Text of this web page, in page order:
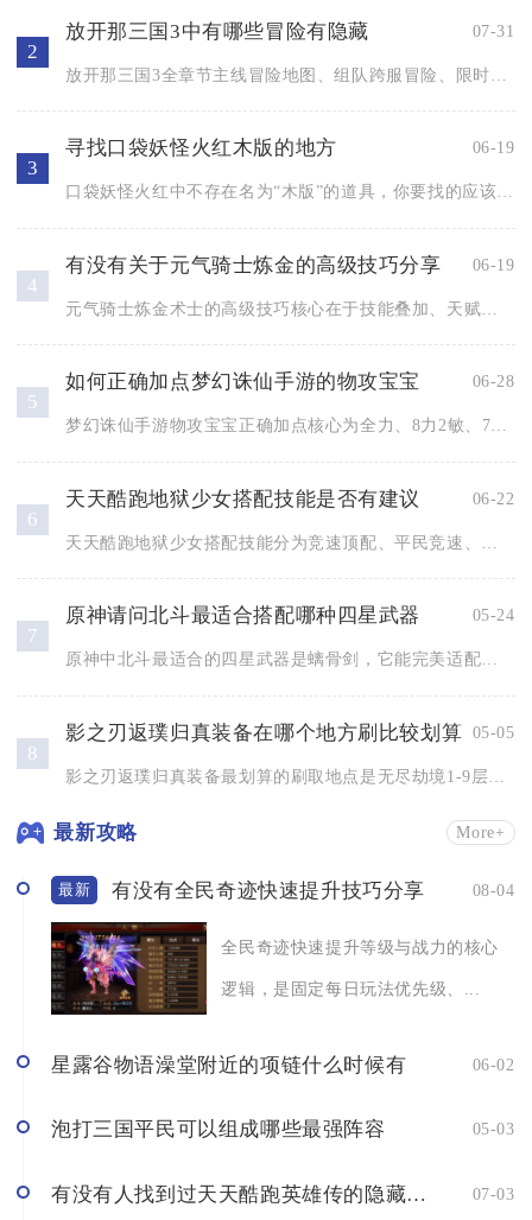
2
放开那三国3中有哪些冒险有隐藏 07-31
3
寻找口袋妖怪火红木版的地方 06-19
口袋妖怪火红中不存在名为“木版”的道具，你要找的应该是大葱（...
4
有没有关于元气骑士炼金的高级技巧分享 06-19
5
如何正确加点梦幻诛仙手游的物攻宝宝 06-28
梦幻诛仙手游物攻宝宝正确加点核心为全力、8力2敏、7力2体1...
6
天天酷跑地狱少女搭配技能是否有建议 06-22
7
原神请问北斗最适合搭配哪种四星武器 05-24
原神中北斗最适合的四星武器是螭骨剑，它能完美适配北斗的站场输...
8
影之刃返璞归真装备在哪个地方刷比较划算 05-05
最新攻略 More+
最新 有没有全民奇迹快速提升技巧分享 08-04
全民奇迹快速提升等级与战力的核心
逻辑，是固定每日玩法优先级、...
星露谷物语澡堂附近的项链什么时候有 06-02
泡打三国平民可以组成哪些最强阵容 05-03
有没有人找到过天天酷跑英雄传的隐藏关卡 07-03